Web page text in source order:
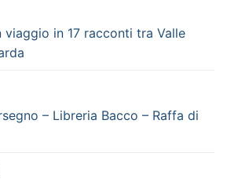
viaggio in 17 racconti tra Valle
– Libreria Bacco – Raffa di